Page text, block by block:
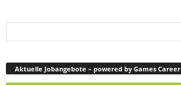
Aktuelle Jobangebote – powered by Games Career